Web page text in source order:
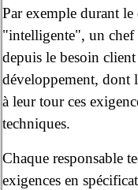
Par exemple durant
"intelligente", un chef
depuis le besoin
développement, dont
à leur tour ces
techniques.
Chaque responsable
exigences en